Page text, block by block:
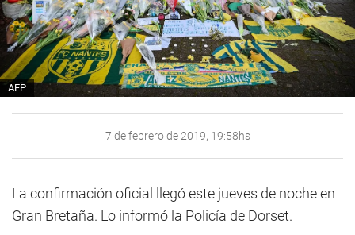
AFP
7 de febrero de 2019, 19:58hs
La confirmación oficial llegó este jueves de noche en
Gran Bretaña. Lo informó la Policía de Dorset.